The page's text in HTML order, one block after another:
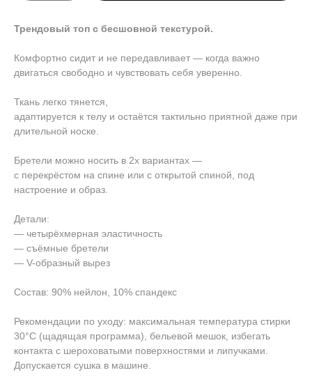
Трендовый топ с бесшовной текстурой.
Комфортно сидит и не передавливает — когда важно
двигаться свободно и чувствовать себя уверенно.
Ткань легко тянется,
адаптируется к телу и остаётся тактильно приятной даже при
длительной носке.
Бретели можно носить в 2х вариантах —
с перекрёстом на спине или с открытой спиной, под
настроение и образ.
Детали:
— четырёхмерная эластичность
— съёмные бретели
— V-образный вырез
Состав: 90% нейлон, 10% спандекс
Рекомендации по уходу: максимальная температура стирки
30°C (щадящая программа), бельевой мешок, избегать
контакта с шероховатыми поверхностями и липучками.
Допускается сушка в машине.